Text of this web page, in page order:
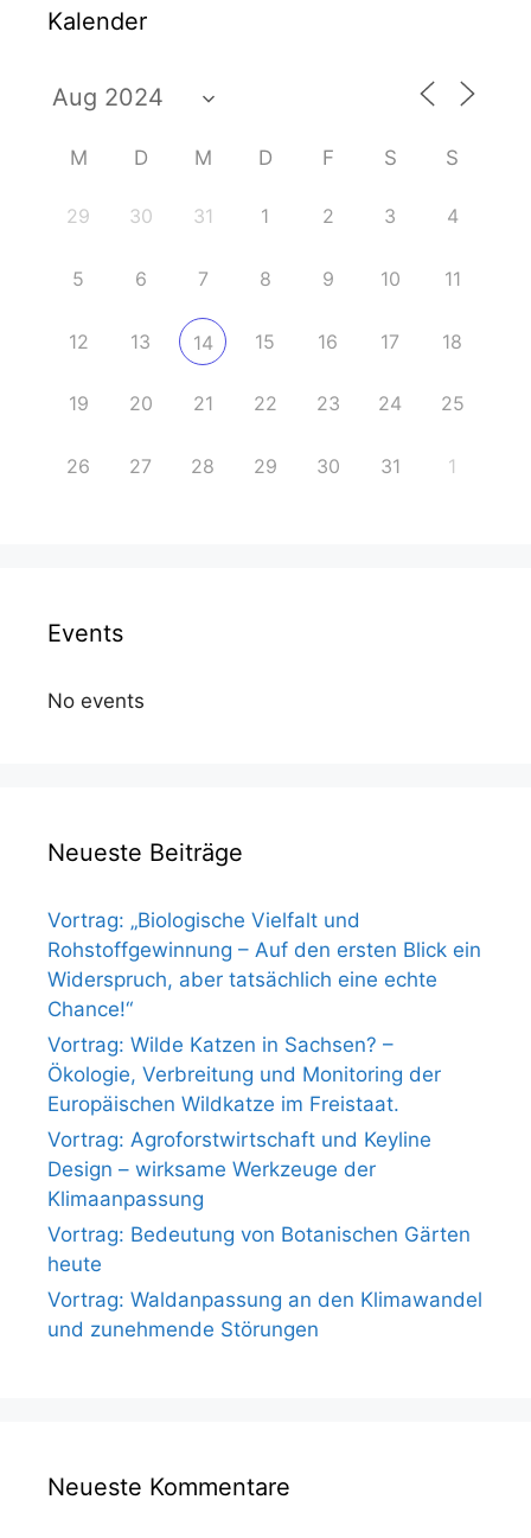
Kalender
M D M D F S S
29 30 31 1 2 3 4
5 6 7 8 9 10 11
12 13 14 15 16 17 18
19 20 21 22 23 24 25
26 27 28 29 30 31 1
Events
No events
Neueste Beiträge
Vortrag: „Biologische Vielfalt und
Rohstoffgewinnung – Auf den ersten Blick ein
Widerspruch, aber tatsächlich eine echte
Chance!“
Vortrag: Wilde Katzen in Sachsen? –
Ökologie, Verbreitung und Monitoring der
Europäischen Wildkatze im Freistaat.
Vortrag: Agroforstwirtschaft und Keyline
Design – wirksame Werkzeuge der
Klimaanpassung
Vortrag: Bedeutung von Botanischen Gärten
heute
Vortrag: Waldanpassung an den Klimawandel
und zunehmende Störungen
Neueste Kommentare